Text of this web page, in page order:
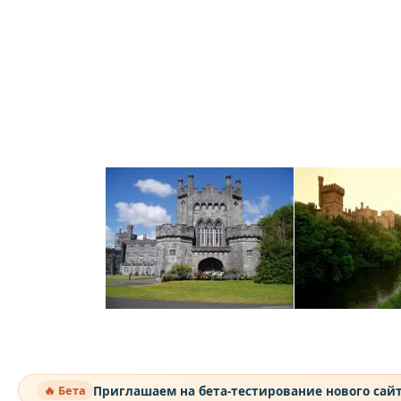
🔥 Бета Приглашаем на бета-тестирование нового